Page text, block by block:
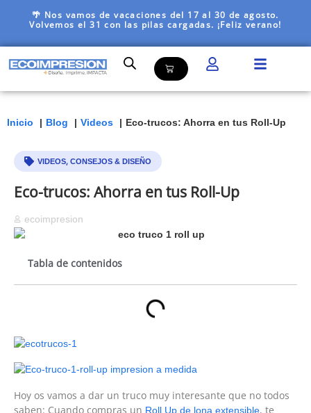
🌴 Nos vamos de vacaciones del 17 al 30 de agosto.
Volvemos el 31 con las pilas cargadas. ¡Feliz verano!
Inicio Blog Videos Eco-trucos: Ahorra en tus Roll-Up
VIDEOS, CONSEJOS & DISEÑO
Eco-trucos: Ahorra en tus Roll-Up
ecoimpresion
Tabla de contenidos
Hoy os vamos a dar un truco muy interesante que no todos
saben: Cuando compras un Roll Up de lona extensible, te